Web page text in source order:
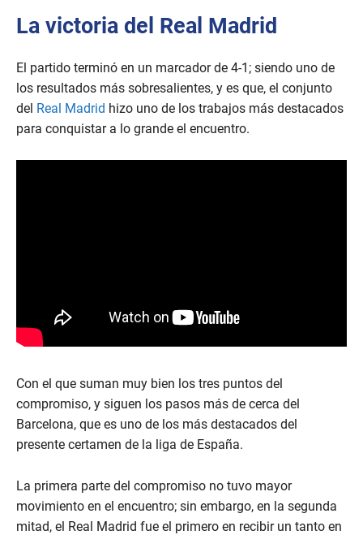
La victoria del Real Madrid
El partido terminó en un marcador de 4-1; siendo uno de
los resultados más sobresalientes, y es que, el conjunto
del Real Madrid hizo uno de los trabajos más destacados
para conquistar a lo grande el encuentro.
Con el que suman muy bien los tres puntos del
compromiso, y siguen los pasos más de cerca del
Barcelona, que es uno de los más destacados del
presente certamen de la liga de España.
La primera parte del compromiso no tuvo mayor
movimiento en el encuentro; sin embargo, en la segunda
mitad, el Real Madrid fue el primero en recibir un tanto en